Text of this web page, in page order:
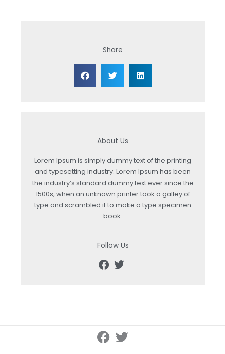
Share
About Us
Lorem Ipsum is simply dummy text of the printing
and typesetting industry. Lorem Ipsum has been
the industry’s standard dummy text ever since the
1500s, when an unknown printer took a galley of
type and scrambled it to make a type specimen
book.
Follow Us